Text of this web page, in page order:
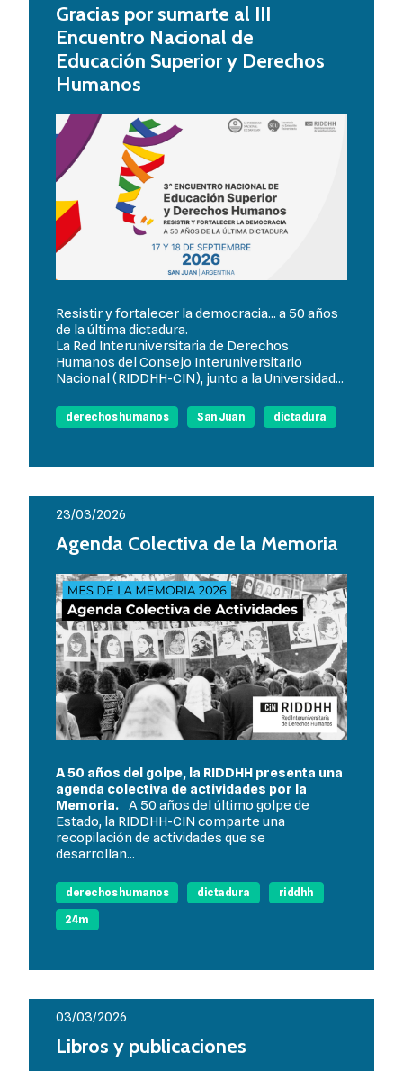
Gracias por sumarte al III
Encuentro Nacional de
Educación Superior y Derechos
Humanos
Resistir y fortalecer la democracia... a 50 años
de la última dictadura.
La Red Interuniversitaria de Derechos
Humanos del Consejo Interuniversitario
Nacional (RIDDHH-CIN), junto a la Universidad...
derechos humanos San Juan dictadura
23/03/2026
Agenda Colectiva de la Memoria
A 50 años del golpe, la RIDDHH presenta una
agenda colectiva de actividades por la
Memoria.
A 50 años del último golpe de
Estado, la RIDDHH-CIN comparte una
recopilación de actividades que se
desarrollan...
derechos humanos dictadura
riddhh
24m
03/03/2026
Libros y publicaciones